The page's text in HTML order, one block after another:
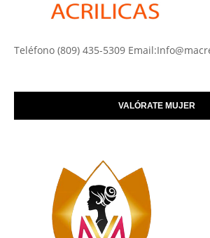
Teléfono (809) 435-5309
VALÓRATE MUJER